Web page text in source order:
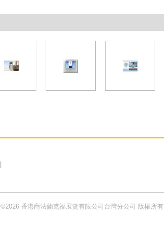
©2026 香港商法蘭克福展覽有限公司台灣分公司 版權所有